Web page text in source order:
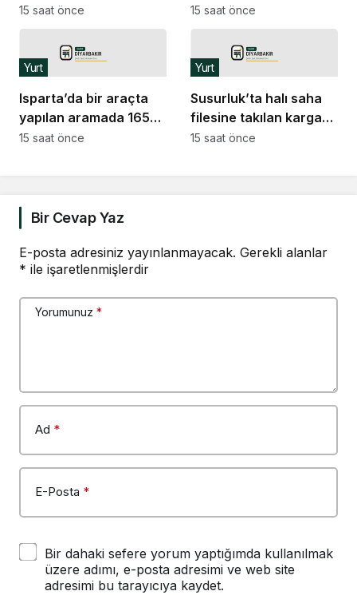
devriyede
15 saat önce
çarpıştı: 9 yaralı
15 saat önce
Isparta’da bir araçta
yapılan aramada 165
tabanca ele geçirildi
Yurt
15 saat önce
Susurluk’ta halı saha
filesine takılan kargayı
itfaiye kurtardı
Yurt
15 saat önce
Bir Cevap Yaz
E-posta adresiniz yayınlanmayacak. Gerekli alanlar
* ile işaretlenmişlerdir
Yorumunuz *
Ad *
E-Posta *
Bir dahaki sefere yorum yaptığımda kullanılmak
üzere adımı, e-posta adresimi ve web site
adresimi bu tarayıcıya kaydet.